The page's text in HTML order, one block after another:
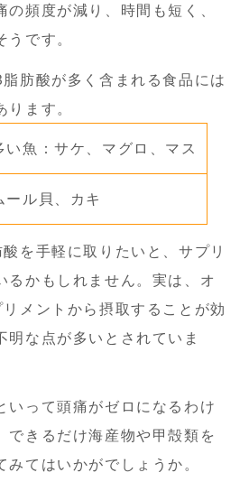
の頻度が減り、時間も短く、
です。
肪酸が多く含まれる食品には
ます。
い魚：サケ、マグロ、マス
ール貝、カキ
を手軽に取りたいと、サプリ
るかもしれません。実は、オ
メントから摂取することが効
明な点が多いとされていま
いって頭痛がゼロになるわけ
できるだけ海産物や甲殻類を
てはいかがでしょうか。